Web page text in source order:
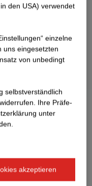
den USA) verwendet
einzelne
uns eingesetzten
von unbedingt
selbstverständlich
Ihre Prä­fe­
unter
akzeptieren